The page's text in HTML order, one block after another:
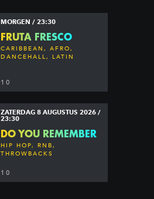
MORGEN / 23:30
FRUTA FRESCO
CARIBBEAN, AFRO,
DANCEHALL, LATIN
10
ZATERDAG 8 AUGUSTUS 2026 /
23:30
DO YOU REMEMBER
HIP HOP, RNB,
THROWBACKS
10